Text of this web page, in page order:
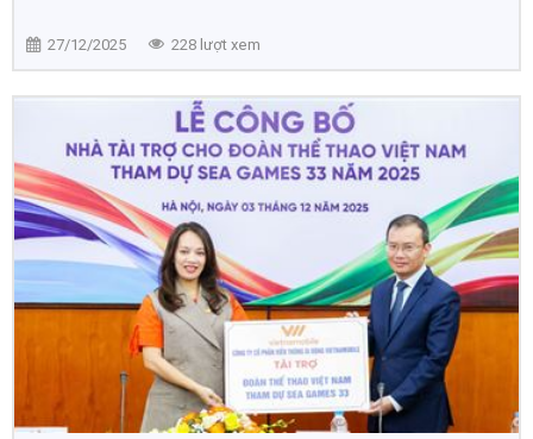
27/12/2025 228 lượt xem